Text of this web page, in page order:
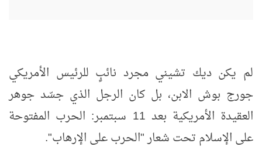
لم يكن ديك تشيني مجرد نائبٍ للرئيس الأمريكي
جورج بوش الابن، بل كان الرجل الذي جسّد جوهر
العقيدة الأمريكية بعد 11 سبتمبر: الحرب المفتوحة
على الإسلام تحت شعار "الحرب على الإرهاب".